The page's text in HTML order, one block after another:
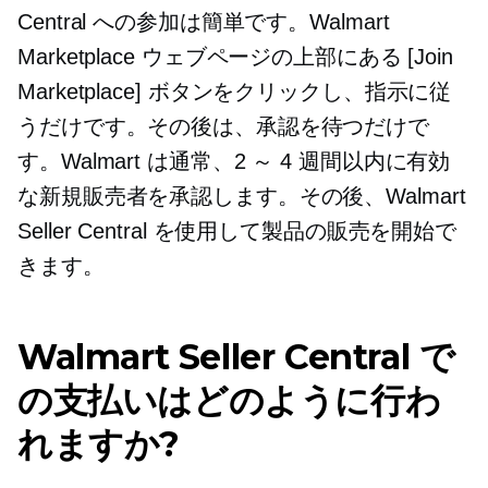
Central への参加は簡単です。Walmart
Marketplace ウェブページの上部にある [Join
Marketplace] ボタンをクリックし、指示に従
うだけです。その後は、承認を待つだけで
す。Walmart は通常、2 ～ 4 週間以内に有効
な新規販売者を承認します。その後、Walmart
Seller Central を使用して製品の販売を開始で
きます。
Walmart Seller Central で
の支払いはどのように行わ
れますか?